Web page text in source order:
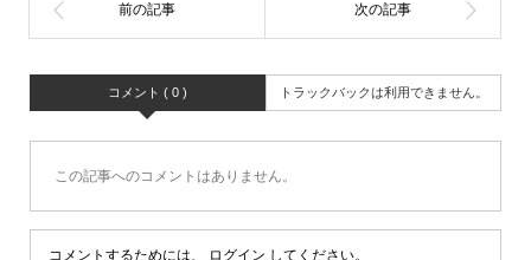
コメント ( 0 ) トラックバックは利用できません。
この記事へのコメントはありません。
コメントするためには、 ログイン してください。